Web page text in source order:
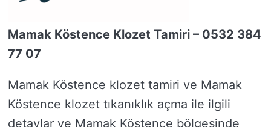
Mamak Köstence Klozet Tamiri – 0532 384
77 07
Mamak Köstence klozet tamiri ve Mamak
Köstence klozet tıkanıklık açma ile ilgili
detaylar ve Mamak Köstence bölgesinde